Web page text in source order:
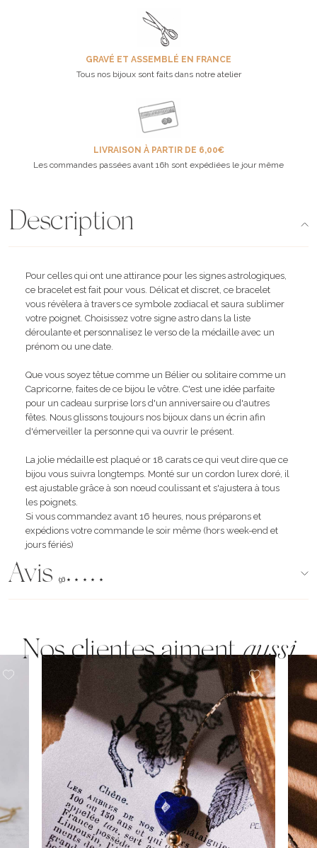
GRAVÉ ET ASSEMBLÉ EN FRANCE
Tous nos bijoux sont faits dans notre atelier
LIVRAISON À PARTIR DE 6,00€
Les commandes passées avant 16h sont expédiées le jour même
Description
Pour celles qui ont une attirance pour les signes astrologiques,
ce bracelet est fait pour vous. Délicat et discret, ce bracelet
vous révèlera à travers ce symbole zodiacal et saura sublimer
votre poignet. Choisissez votre signe astro dans la liste
déroulante et personnalisez le verso de la médaille avec un
prénom ou une date.
Que vous soyez têtue comme un Bélier ou solitaire comme un
Capricorne, faites de ce bijou le vôtre. C'est une idée parfaite
pour un cadeau surprise lors d'un anniversaire ou d'autres
fêtes. Nous glissons toujours nos bijoux dans un écrin afin
d'émerveiller la personne qui va ouvrir le présent.
La jolie médaille est plaqué or 18 carats ce qui veut dire que ce
bijou vous suivra longtemps. Monté sur un cordon lurex doré, il
est ajustable grâce à son nœud coulissant et s'ajustera à tous
les poignets.
Si vous commandez avant 16 heures, nous préparons et
expédions votre commande le soir même (hors week-end et
jours fériés)
Avis (96)
Nos clientes aimentaussi